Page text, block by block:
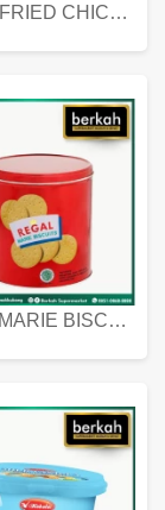
FIESTA FRIED CHICKEN 500 GR
REGAL MARIE BISCUIT KALENG 550 GRAM